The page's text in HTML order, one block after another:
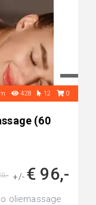
428 12 0
(60
+/- € 96,-
oliemassage